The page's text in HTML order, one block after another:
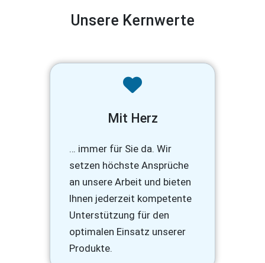
Unsere Kernwerte
Mit Herz
… immer für Sie da. Wir
setzen höchste Ansprüche
an unsere Arbeit und bieten
Ihnen jederzeit kompetente
Unterstützung für den
optimalen Einsatz unserer
Produkte.